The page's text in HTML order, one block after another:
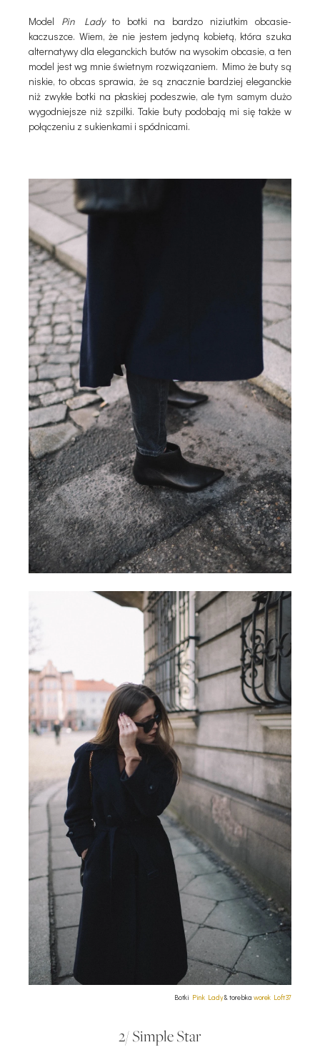
Model Pin Ladyto botki na bardzo niziutkim obcasie-
kaczuszce. Wiem, że nie jestem jedyną kobietą, która szuka
alternatywy dla eleganckich butów na wysokim obcasie, a ten
model jest wg mnie świetnym rozwiązaniem. Mimo że buty są
niskie, to obcas sprawia, że są znacznie bardziej eleganckie
niż zwykłe botki na płaskiej podeszwie, ale tym samym dużo
wygodniejsze niż szpilki. Takie buty podobają mi się także w
połączeniu z sukienkami i spódnicami.
Botki Pink Lady& torebka worek Loft37
2/ Simple Star